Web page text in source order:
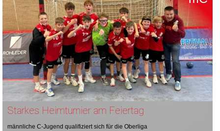
Starkes Heimturnier am Feiertag
männliche C-Jugend qualifiziert sich für die Oberliga